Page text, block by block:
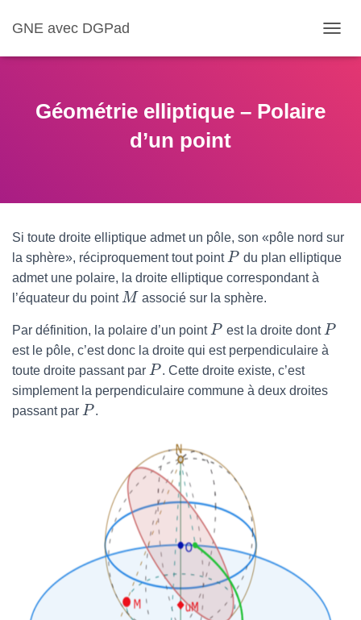
GNE avec DGPad
É
G
A
Géométrie elliptique – Polaire
d’un point
Si toute droite elliptique admet un pôle, son «pôle nord sur
la sphère», réciproquement tout pointP du plan elliptique
admet une polaire, la droite elliptique correspondant à
l’équateur du pointM associé sur la sphère.
Par définition, la polaire d’un pointP est la droite dontP
est le pôle, c’est donc la droite qui est perpendiculaire à
toute droite passant par P . Cette droite existe, c’est
simplement la perpendiculaire commune à deux droites
passant par P .